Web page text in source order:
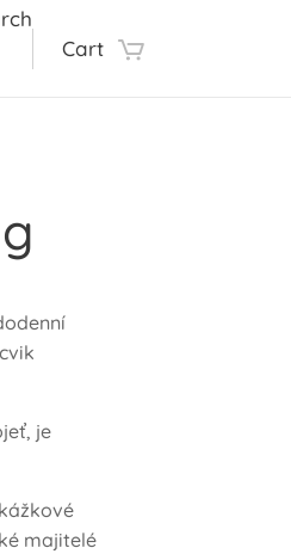
Cart
je
majitelé